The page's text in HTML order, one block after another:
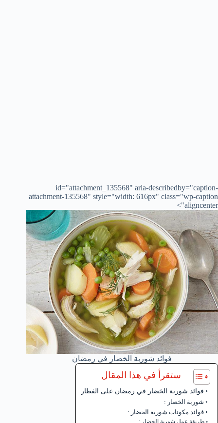
id="attachment_135568" aria-describedby="caption-
attachment-135568" style="width: 616px" class="wp-caption
aligncenter">
فوائد شوربة الخضار في رمضان
ستقرأ في هذا المقال
فوائد شوربة الخضار في رمضان على الفطار
شوربة الخضار :
فوائد مكونات شوربة الخضار :
طريقة عمل شوربة الخضار :